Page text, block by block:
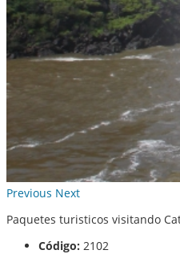
Previous Next
Paquetes turisticos visitando
Código: 2102